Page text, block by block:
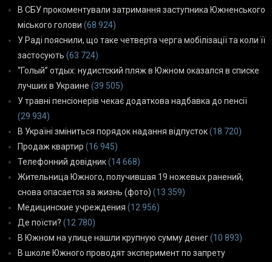
В СБУ прокоментували затримання заступника Южненського
міського голови (68 924)
У Раді пояснили, що таке четверта черга мобілізації та коли її
застосують (63 724)
“Голый” отдых: нудистский пляж в Южном оказался в списке
лучших в Украине (39 505)
У травні пенсіонерів чекає додаткова надбавка до пенсії
(29 934)
В Україні зміниться порядок надання відпусток(18 720)
Продаж квартир (16 945)
Телефонний довідник(14 668)
Жительница Южного, получившая 19 ножевых ранений,
снова опасается за жизнь (фото) (13 359)
Медицинские учреждения (12 956)
Де поїсти? (12 780)
В Южном на улице нашли крупную сумму денег(10 893)
В школе Южного проводят эксперимент по запрету